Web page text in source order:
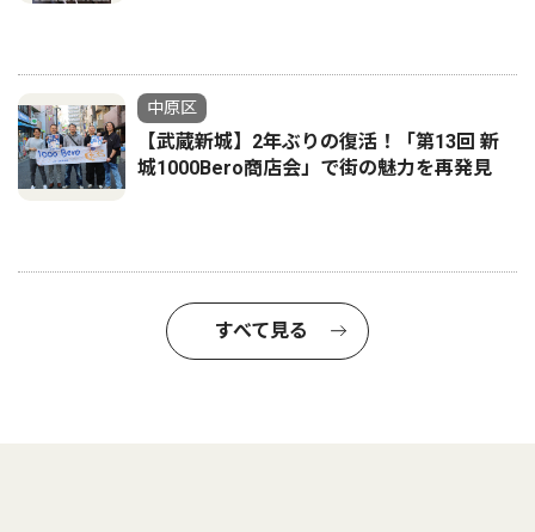
中原区
【武蔵新城】2年ぶりの復活！「第13回 新
城1000Bero商店会」で街の魅力を再発見
すべて見る